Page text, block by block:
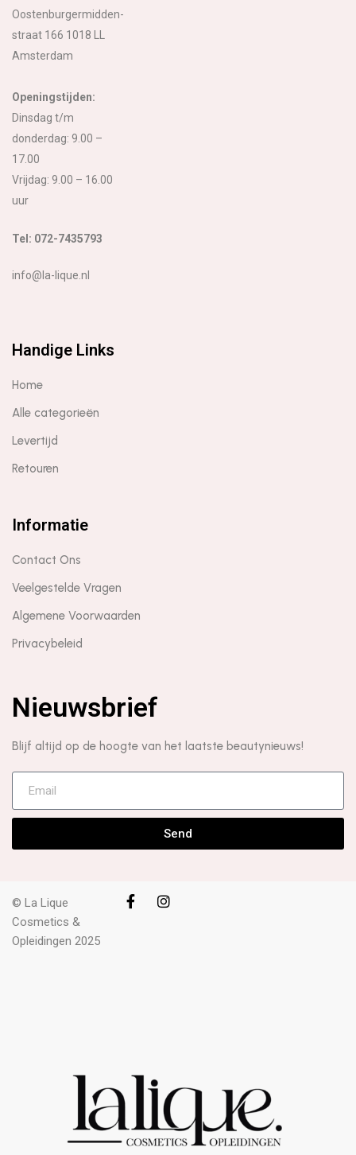
Oostenburgermidden-
straat 166 1018 LL
Amsterdam
Openingstijden:
Dinsdag t/m
donderdag: 9.00 –
17.00
Vrijdag: 9.00 – 16.00
uur
Tel: 072-7435793
info@la-lique.nl
Handige Links
Home
Alle categorieën
Levertijd
Retouren
Informatie
Contact Ons
Veelgestelde Vragen
Algemene Voorwaarden
Privacybeleid
Nieuwsbrief
Blijf altijd op de hoogte van het laatste beautynieuws!
Send
© La Lique
Cosmetics &
Opleidingen 2025